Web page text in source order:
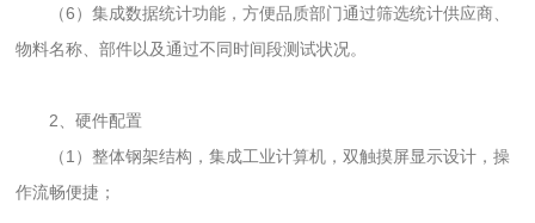
（6）集成数据统计功能，方便品质部门通过筛选统计供应商、
物料名称、部件以及通过不同时间段测试状况。
2、硬件配置
（1）整体钢架结构，集成工业计算机，双触摸屏显示设计，操
作流畅便捷；